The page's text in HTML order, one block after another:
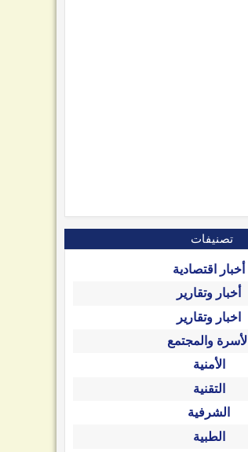
تصنيفات
أخبار اقتصادية
أخبار وتقارير
اخبار وتقارير
الأسرة والمجتمع
الأمنية
التقنية
الشرفية
الطبية